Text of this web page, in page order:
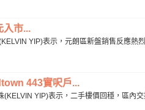
入市...
YIP)表示，元朗區新盤銷售反應熱
443實呎戶...
YIP)表示，二手樓價回穩，區內